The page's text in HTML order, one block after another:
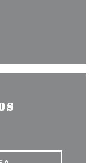
((abre numa nova